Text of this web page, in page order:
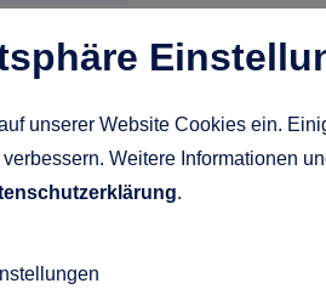
unserer Website Cookies ein.
verbessern. Weitere Informationen
.